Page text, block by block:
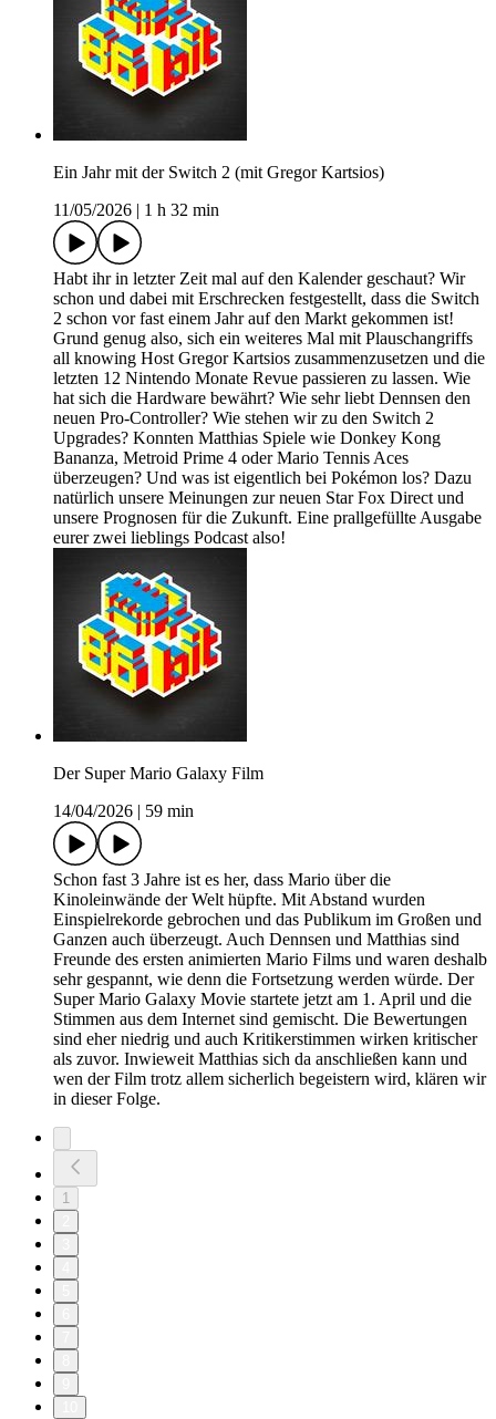
Ein Jahr mit der Switch 2 (mit Gregor Kartsios)
11/05/2026
1 h 32 min
Habt ihr in letzter Zeit mal auf den Kalender geschaut? Wir
schon und dabei mit Erschrecken festgestellt, dass die Switch
2 schon vor fast einem Jahr auf den Markt gekommen ist!
Grund genug also, sich ein weiteres Mal mit Plauschangriffs
all knowing Host Gregor Kartsios zusammenzusetzen und die
letzten 12 Nintendo Monate Revue passieren zu lassen. Wie
hat sich die Hardware bewährt? Wie sehr liebt Dennsen den
neuen Pro-Controller? Wie stehen wir zu den Switch 2
Upgrades? Konnten Matthias Spiele wie Donkey Kong
Bananza, Metroid Prime 4 oder Mario Tennis Aces
überzeugen? Und was ist eigentlich bei Pokémon los? Dazu
natürlich unsere Meinungen zur neuen Star Fox Direct und
unsere Prognosen für die Zukunft. Eine prallgefüllte Ausgabe
eurer zwei lieblings Podcast also!
Der Super Mario Galaxy Film
14/04/2026
59 min
Schon fast 3 Jahre ist es her, dass Mario über die
Kinoleinwände der Welt hüpfte. Mit Abstand wurden
Einspielrekorde gebrochen und das Publikum im Großen und
Ganzen auch überzeugt. Auch Dennsen und Matthias sind
Freunde des ersten animierten Mario Films und waren deshalb
sehr gespannt, wie denn die Fortsetzung werden würde. Der
Super Mario Galaxy Movie startete jetzt am 1. April und die
Stimmen aus dem Internet sind gemischt. Die Bewertungen
sind eher niedrig und auch Kritikerstimmen wirken kritischer
als zuvor. Inwieweit Matthias sich da anschließen kann und
wen der Film trotz allem sicherlich begeistern wird, klären wir
in dieser Folge.
1